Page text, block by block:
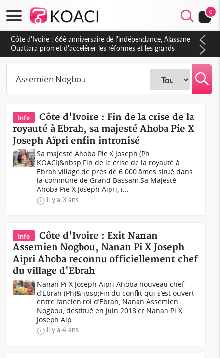
0
Côte d'Ivoire : 66è anniversaire de l'indépendance, Alassane
Ouattara promet d'accélérer les réformes et les grands
investissements pour une nation plus forte et plus prospère
Info
Côte d'Ivoire : Fin de la crise de la
royauté à Ebrah, sa majesté Ahoba Pie X
Joseph Aïpri enfin intronisé
Sa majesté Ahoba Pie X Joseph (Ph
KOACI)&nbsp;Fin de la crise de la royauté à
Ebrah village de près de 6 000 âmes situé dans
la commune de Grand-Bassam.Sa Majesté
Ahoba Pie X Joseph Aïpri, i...
il y a 3 ans
Info
Côte d'Ivoire : Exit Nanan
Assemien Nogbou, Nanan Pi X Joseph
Aipri Ahoba reconnu officiellement chef
du village d'Ebrah
Nanan Pi X Joseph Aipri Ahoba nouveau chef
d’Ebrah (Ph)&nbsp;Fin du conflit qui s’est ouvert
entre l’ancien roi d’Ebrah, Nanan Assemien
Nogbou, destitué en juin 2018 et Nanan Pi X
Joseph Aip...
il y a 4 ans